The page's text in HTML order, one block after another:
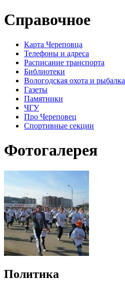
Справочное
Карта Череповца
Телефоны и адреса
Расписание транспорта
Библиотеки
Вологодская охота и рыбалка
Газеты
Памятники
ЧГУ
Про Череповец
Спортивные секции
Фотогалерея
Политика